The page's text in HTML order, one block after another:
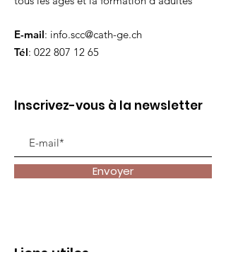
E-mail: info.scc@cath-ge.ch
Tél: 022 807 12 65
Inscrivez-vous à la newsletter
Envoyer
Liens utiles